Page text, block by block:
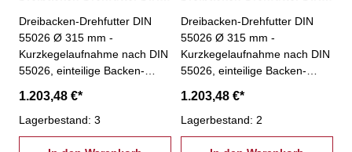
Dreibacken-Drehfutter DIN
55026 Ø 315 mm -
Kurzkegelaufnahme nach DIN
55026, einteilige Backen-
sowie alle Arten von Fräs-
und Bohrvorrichtungen-
Futterkörper aus Stahl-
1.203,48 €*
Lagerbestand: 3
Dreibacken-Drehfutter DIN
55026 Ø 315 mm -
Kurzkegelaufnahme nach DIN
55026, einteilige Backen-
sowie alle Arten von Fräs-
und Bohrvorrichtungen-
Futterkörper aus Stahl-
1.203,48 €*
Lagerbestand: 2